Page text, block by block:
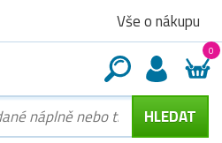
Vše o nákupu
0